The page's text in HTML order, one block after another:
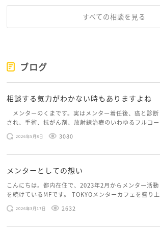
すべての相談を見る
ブログ
相談する気力がわかない時もありますよね
メンターのくまです。実はメンター着任後、癌と診断
され、手術、抗がん剤、放射線治療のいわゆるフルコー
スを体験していて、しばらくメンターカフェに来られて
いませんでした。体力だけでなく、気力も落ちパソコン
2026年5月8日 3080
メンターとしての想い
こんにちは。都内在住で、2023年2月からメンター活動
を続けているMFです。 TOKYOメンターカフェを盛り上
げたいという想いから、勇気を出して初めてブログを投
稿してみようと思います。少し自分のことを書いてみま
2026年3月17日 2632